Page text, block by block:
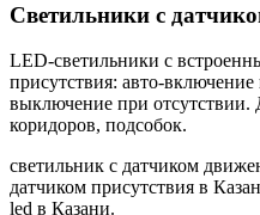
Светильники с
LED-светильники с
присутствия: авто-
выключение при отсутствии.
коридоров, подсобок.
светильник с датчиком
датчиком присутствия в
led в Казани.